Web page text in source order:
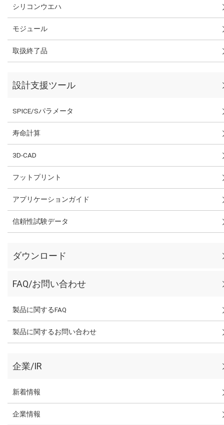
シリコンウエハ
モジュール
取扱終了品
設計支援ツール
SPICE/Sパラメータ
寿命計算
3D-CAD
フットプリント
アプリケーションガイド
信頼性試験データ
ダウンロード
FAQ/お問い合わせ
製品に関するFAQ
製品に関するお問い合わせ
企業/IR
新着情報
企業情報